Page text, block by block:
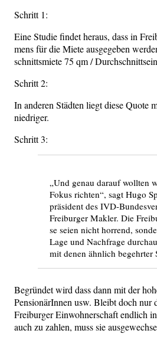
Schritt 1:
Eine Stu­die fin­det her­aus, dass in
mens für die Mie­te aus­ge­ge­ben
schnitts­mie­te 75 qm /
Schritt 2:
In ande­ren Städ­ten liegt die­se Quo­te
niedriger.
Schritt 3:
„Und genau dar­auf woll­ten
Fokus rich­ten“, sagt Hugo
prä­si­dent des IVD-
Frei­bur­ger Mak­ler. Die
se sei­en nicht hor­rend,
Lage und Nach­fra­ge
mit denen ähn­lich begehr­ter
Begrün­det wird dass dann mit der
Pen­sio­nä­rIn­nen usw. Bleibt doch nur
Frei­bur­ger Ein­woh­ner­schaft end­lich
auch zu zah­len, muss sie